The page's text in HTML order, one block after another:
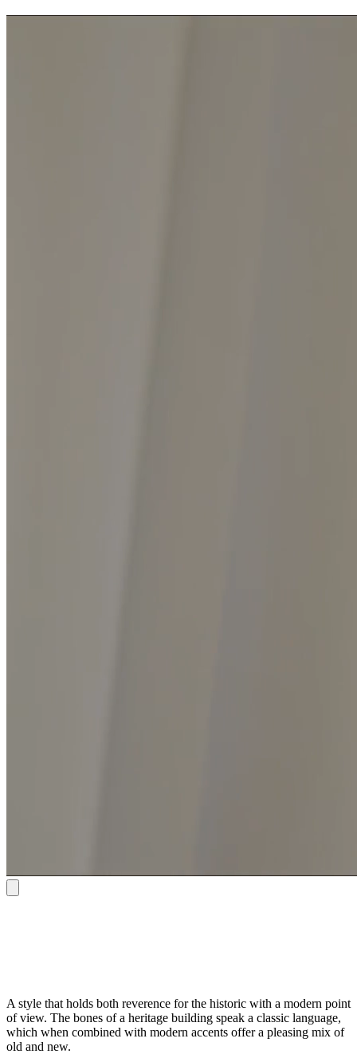
A style that holds both reverence for the historic with a modern point
of view. The bones of a heritage building speak a classic language,
which when combined with modern accents offer a pleasing mix of
old and new.